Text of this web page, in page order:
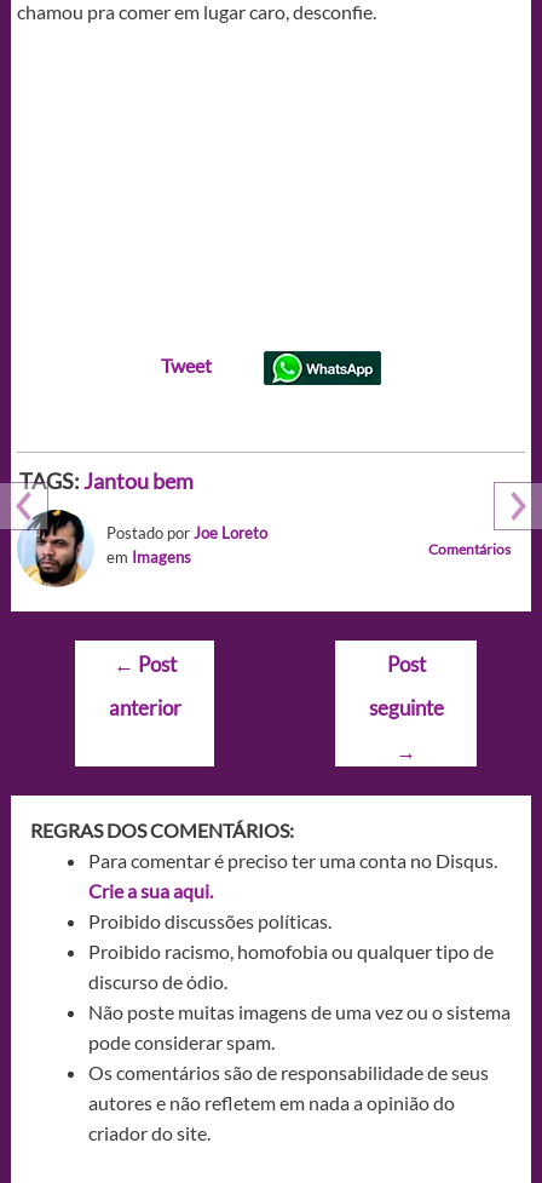
chamou pra comer em lugar caro, desconfie.
Tweet
TAGS:Jantou bem
Postado porJoe Loreto
em Imagens Comentários
Navegação
Post
← Post
anterior
Post
seguinte
→
REGRAS DOS COMENTÁRIOS:
Para comentar é preciso ter uma conta no Disqus.
Crie a sua aqui.
Proibido discussões políticas.
Proibido racismo, homofobia ou qualquer tipo de
discurso de ódio.
Não poste muitas imagens de uma vez ou o sistema
pode considerar spam.
Os comentários são de responsabilidade de seus
autores e não refletem em nada a opinião do
criador do site.